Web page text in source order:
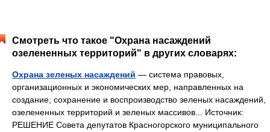
Смотреть что такое "Охрана насаждений
озелененных территорий" в других словарях:
Охрана зеленых насаждений — система правовых,
организационных и экономических мер, направленных на
создание, сохранение и воспроизводство зеленых насаждений,
озелененных территорий и зеленых массивов... Источник:
РЕШЕНИЕ Совета депутатов Красногорского муниципального